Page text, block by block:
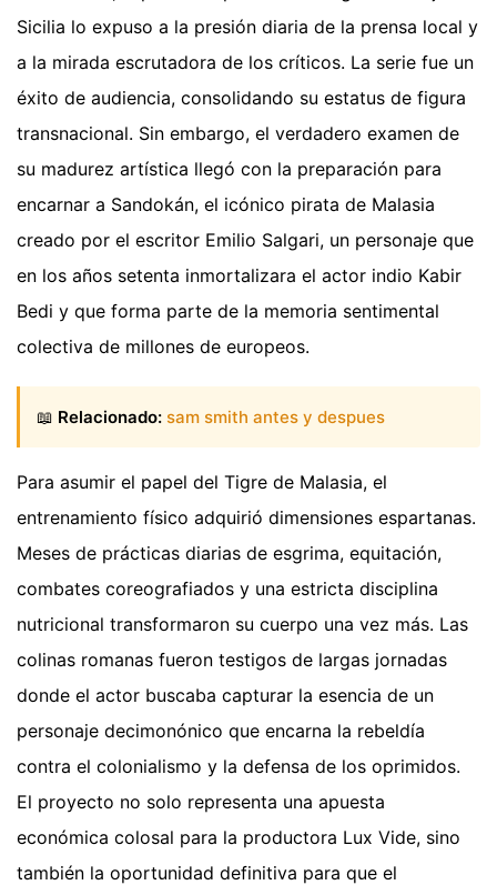
Sicilia lo expuso a la presión diaria de la prensa local y
a la mirada escrutadora de los críticos. La serie fue un
éxito de audiencia, consolidando su estatus de figura
transnacional. Sin embargo, el verdadero examen de
su madurez artística llegó con la preparación para
encarnar a Sandokán, el icónico pirata de Malasia
creado por el escritor Emilio Salgari, un personaje que
en los años setenta inmortalizara el actor indio Kabir
Bedi y que forma parte de la memoria sentimental
colectiva de millones de europeos.
📖 Relacionado: sam smith antes y despues
Para asumir el papel del Tigre de Malasia, el
entrenamiento físico adquirió dimensiones espartanas.
Meses de prácticas diarias de esgrima, equitación,
combates coreografiados y una estricta disciplina
nutricional transformaron su cuerpo una vez más. Las
colinas romanas fueron testigos de largas jornadas
donde el actor buscaba capturar la esencia de un
personaje decimonónico que encarna la rebeldía
contra el colonialismo y la defensa de los oprimidos.
El proyecto no solo representa una apuesta
económica colosal para la productora Lux Vide, sino
también la oportunidad definitiva para que el